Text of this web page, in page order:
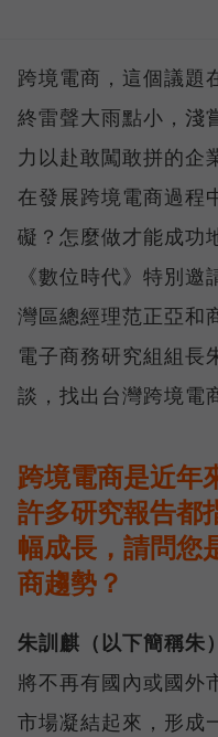
跨境電商，這個議題
終雷聲大雨點小，淺
力以赴敢闖敢拼的企
在發展跨境電商過程
礙？怎麼做才能成功
《數位時代》特別
灣區總經理范正亞和
電子商務研究組組長
談，找出台灣跨境電
跨境電商是近年
許多研究報告都
幅成長，請問您
商趨勢？
朱訓麒（以下簡稱朱）
將不再有國內或國外
市場凝結起來，形成